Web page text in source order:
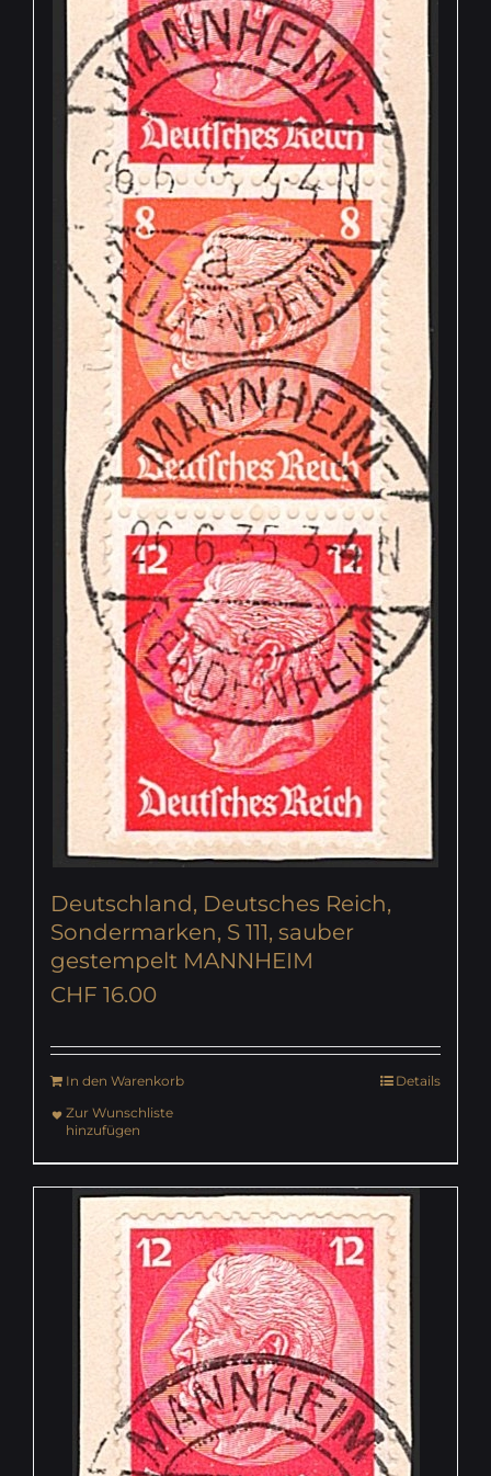
Deutschland, Deutsches Reich,
Sondermarken, S 111, sauber
gestempelt MANNHEIM
CHF 16.00
In den Warenkorb
Details
Zur Wunschliste
hinzufügen